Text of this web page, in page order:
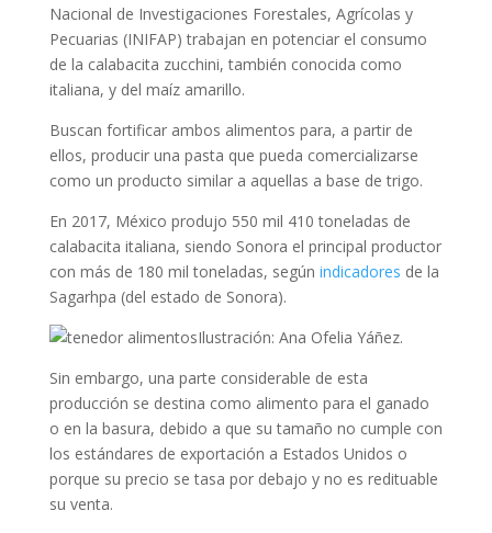
Nacional de Investigaciones Forestales, Agrícolas y
Pecuarias (INIFAP) trabajan en potenciar el consumo
de la calabacita zucchini, también conocida como
italiana, y del maíz amarillo.
Buscan fortificar ambos alimentos para, a partir de
ellos, producir una pasta que pueda comercializarse
como un producto similar a aquellas a base de trigo.
En 2017, México produjo 550 mil 410 toneladas de
calabacita italiana, siendo Sonora el principal productor
con más de 180 mil toneladas, según indicadores de la
Sagarhpa (del estado de Sonora).
Ilustración: Ana Ofelia Yáñez.
Sin embargo, una parte considerable de esta
producción se destina como alimento para el ganado
o en la basura, debido a que su tamaño no cumple con
los estándares de exportación a Estados Unidos o
porque su precio se tasa por debajo y no es redituable
su venta.